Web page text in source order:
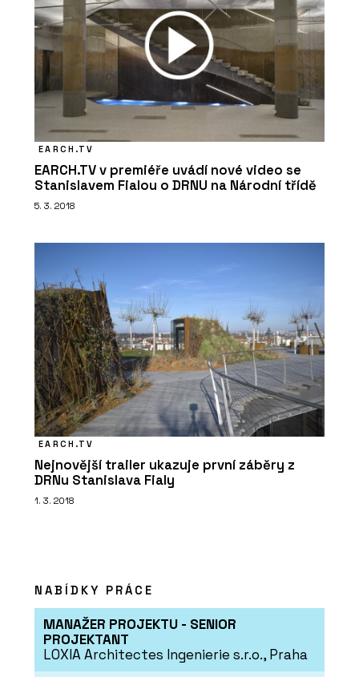
EARCH.TV
EARCH.TV v premiéře uvádí nové video se
Stanislavem Fialou o DRNU na Národní třídě
5. 3. 2018
EARCH.TV
Nejnovější trailer ukazuje první záběry z
DRNu Stanislava Fialy
1. 3. 2018
NABÍDKY PRÁCE
MANAŽER PROJEKTU - SENIOR
PROJEKTANT
LOXIA Architectes Ingenierie s.r.o., Praha